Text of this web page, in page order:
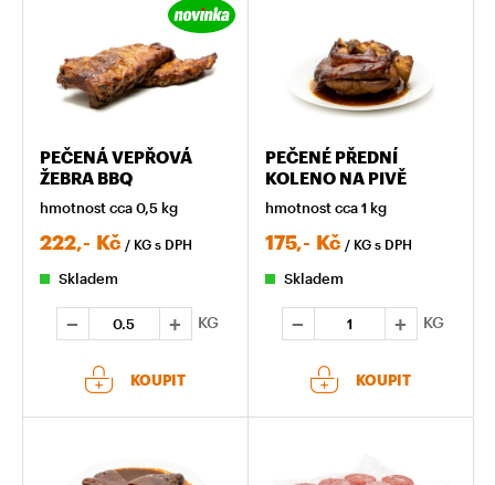
PEČENÁ VEPŘOVÁ
ŽEBRA BBQ
hmotnost cca 0,5 kg
222,- Kč / KG s DPH
Skladem
KG
KOUPIT
PEČENÉ PŘEDNÍ
KOLENO NA PIVĚ
hmotnost cca 1 kg
175,- Kč / KG s DPH
Skladem
KG
KOUPIT